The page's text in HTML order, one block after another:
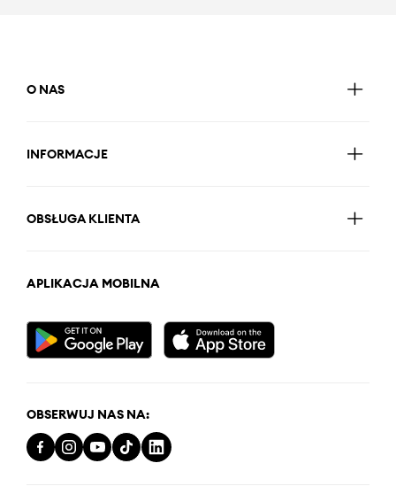
O NAS
INFORMACJE
OBSŁUGA KLIENTA
APLIKACJA MOBILNA
OBSERWUJ NAS NA: